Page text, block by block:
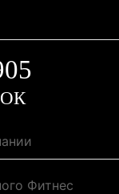
Фитнес